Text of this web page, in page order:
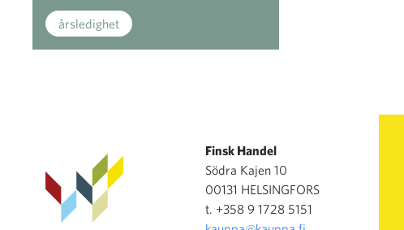
årsledighet
Finsk Handel
Södra Kajen 10
00131 HELSINGFORS
t. +358 9 1728 5151